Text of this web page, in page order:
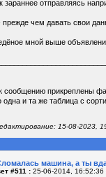
зараннее отправляясь
прежде чем давать свои
мной выше
сообщению прикреплены
и та же таблица с
15-08-2023,
машина, а ты
#511 :25-06-2014, 16:52:36